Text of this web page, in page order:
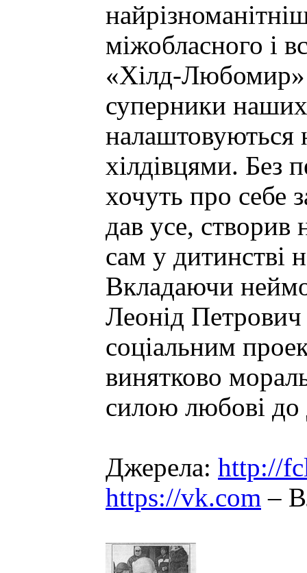
міжобласного і
«Хілд-Любомир»
суперники
налаштовуються
хілдівцями. Без
хочуть про себе
дав усе, створив
сам у дитинстві
Вкладаючи
Леонід
соціальним
винятково
силою любові до
Джерела: http://
https://vk.com –